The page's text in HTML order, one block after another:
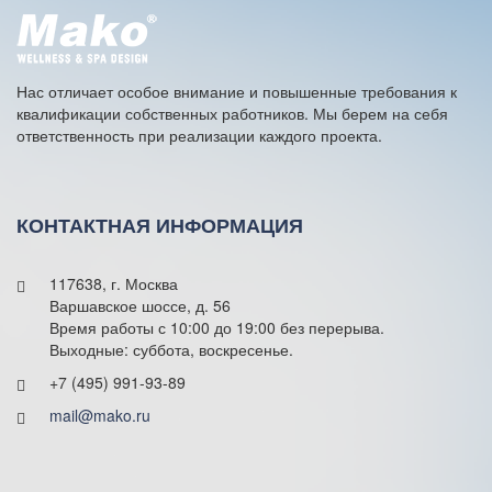
i
v
e
:
Нас отличает особое внимание и повышенные требования к
квалификации собственных работников. Мы берем на себя
ответственность при реализации каждого проекта.
КОНТАКТНАЯ ИНФОРМАЦИЯ
117638, г. Москва
Варшавское шоссе, д. 56
Время работы с 10:00 до 19:00 без перерыва.
Выходные: суббота, воскресенье.
+7 (495) 991-93-89
mail@mako.ru